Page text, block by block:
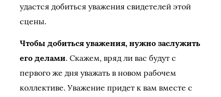
удастся добиться уважения свидетелей этой
сцены.
Чтобы добиться уважения, нужно заслужить
его делами. Скажем, вряд ли вас будут с
первого же дня уважать в новом рабочем
коллективе. Уважение придет к вам вместе с